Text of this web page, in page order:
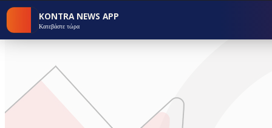
KONTRA NEWS APP
Κατεβάστε τώρα